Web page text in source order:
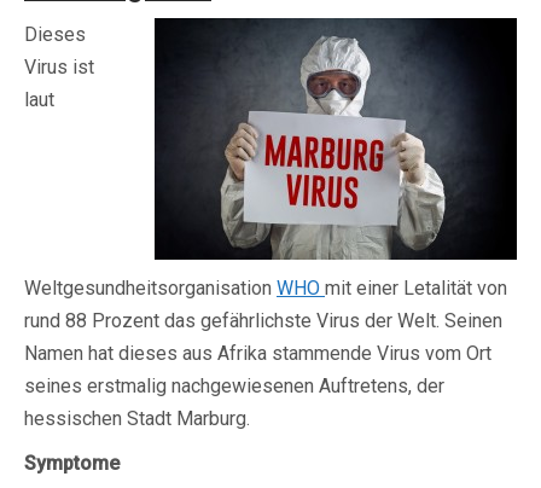
Dieses
Virus ist
laut
Weltgesundheitsorganisation WHO mit einer Letalität von
rund 88 Prozent das gefährlichste Virus der Welt. Seinen
Namen hat dieses aus Afrika stammende Virus vom Ort
seines erstmalig nachgewiesenen Auftretens, der
hessischen Stadt Marburg.
Symptome